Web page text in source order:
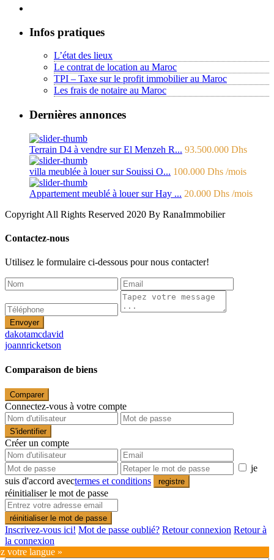
Infos pratiques
L’état des lieux
Le contrat de location au Maroc
TPI – Taxe sur le profit immobilier au Maroc
Les frais de notaire au Maroc
Dernières annonces
Terrain D4 à vendre sur El Menzeh R... 93.500.000 Dhs
villa meublée à louer sur Souissi O... 100.000 Dhs /mois
Appartement meublé à louer sur Hay ... 20.000 Dhs /mois
Copyright All Rights Reserved 2020 By RanaImmobilier
Contactez-nous
Utilisez le formulaire ci-dessous pour nous contacter!
Envoyer
dakotamcdavid
joannricketson
Comparaison de biens
Comparer
Connectez-vous à votre compte
S'identifier
Créer un compte
je
suis d'accord avectermes et conditions registre
réinitialiser le mot de passe
réinitialiser le mot de passe
Inscrivez-vous ici! Mot de passe oublié? Retour connexion Retour à
la connexion
votre langue »